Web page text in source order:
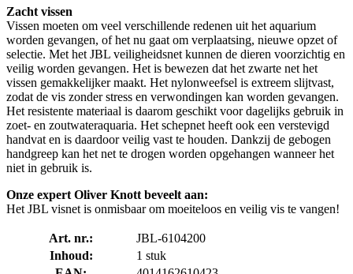
Zacht vissen
Vissen moeten om veel verschillende redenen uit het aquarium
worden gevangen, of het nu gaat om verplaatsing, nieuwe opzet of
selectie. Met het JBL veiligheidsnet kunnen de dieren voorzichtig en
veilig worden gevangen. Het is bewezen dat het zwarte net het
vissen gemakkelijker maakt. Het nylonweefsel is extreem slijtvast,
zodat de vis zonder stress en verwondingen kan worden gevangen.
Het resistente materiaal is daarom geschikt voor dagelijks gebruik in
zoet- en zoutwateraquaria. Het schepnet heeft ook een verstevigd
handvat en is daardoor veilig vast te houden. Dankzij de gebogen
handgreep kan het net te drogen worden opgehangen wanneer het
niet in gebruik is.
Onze expert Oliver Knott beveelt aan:
Het JBL visnet is onmisbaar om moeiteloos en veilig vis te vangen!
Art. nr.:
JBL-6104200
Inhoud:
1 stuk